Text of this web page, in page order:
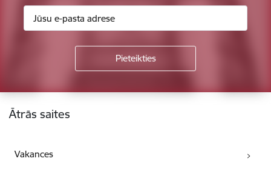
Kājene
Ātrās saites
Vakances